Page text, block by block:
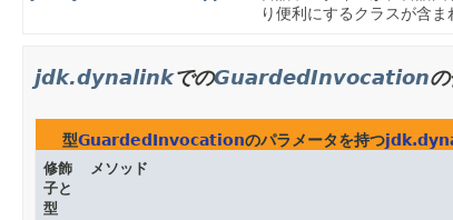
り便利にするクラスが含ま
jdk.dynalinkでのGuardedInvocation
型GuardedInvocationのパラメータを持つ
修飾
子と
型
メソッド